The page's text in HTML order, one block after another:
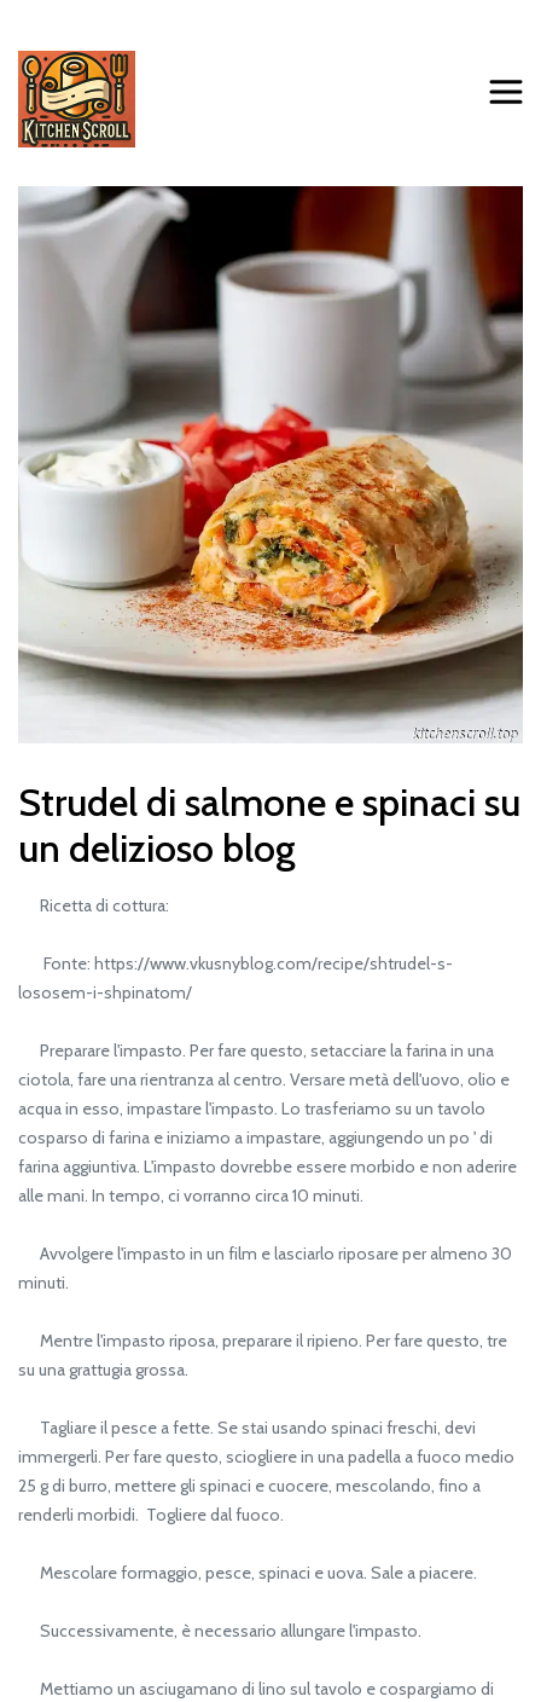
Strudel di salmone e spinaci su
un delizioso blog
Ricetta di cottura:
Fonte: https://www.vkusnyblog.com/recipe/shtrudel-s-
lososem-i-shpinatom/
Preparare l'impasto. Per fare questo, setacciare la farina in una
ciotola, fare una rientranza al centro. Versare metà dell'uovo, olio e
acqua in esso, impastare l'impasto. Lo trasferiamo su un tavolo
cosparso di farina e iniziamo a impastare, aggiungendo un po ' di
farina aggiuntiva. L'impasto dovrebbe essere morbido e non aderire
alle mani. In tempo, ci vorranno circa 10 minuti.
Avvolgere l'impasto in un film e lasciarlo riposare per almeno 30
minuti.
Mentre l'impasto riposa, preparare il ripieno. Per fare questo, tre
su una grattugia grossa.
Tagliare il pesce a fette. Se stai usando spinaci freschi, devi
immergerli. Per fare questo, sciogliere in una padella a fuoco medio
25 g di burro, mettere gli spinaci e cuocere, mescolando, fino a
renderli morbidi. Togliere dal fuoco.
Mescolare formaggio, pesce, spinaci e uova. Sale a piacere.
Successivamente, è necessario allungare l'impasto.
Mettiamo un asciugamano di lino sul tavolo e cospargiamo di